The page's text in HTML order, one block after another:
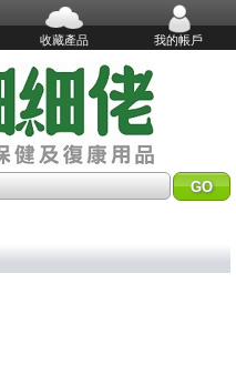
收藏產品 我的帳戶